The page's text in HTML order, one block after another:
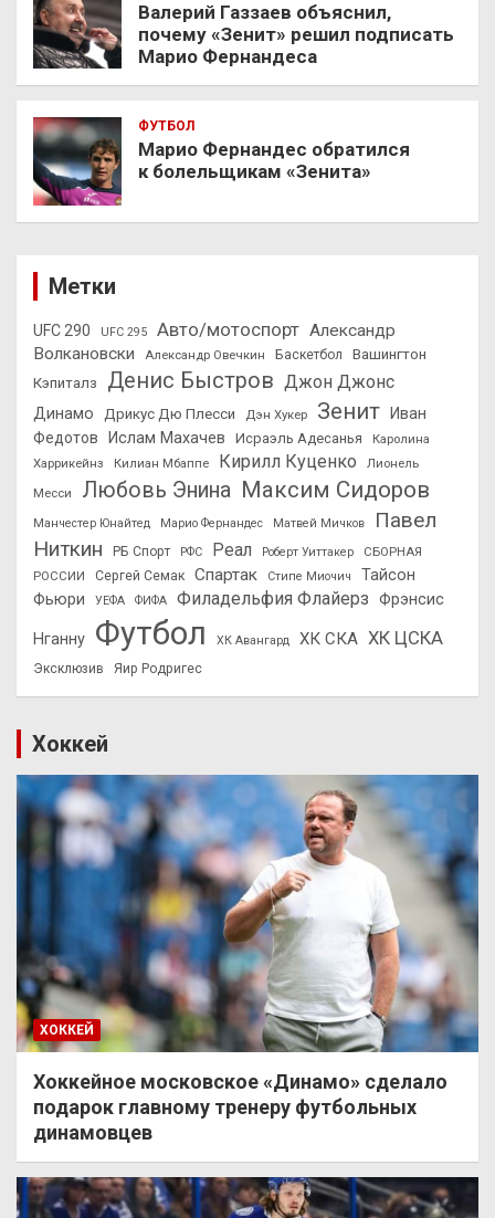
Валерий Газзаев объяснил,
почему «Зенит» решил подписать
Марио Фернандеса
ФУТБОЛ
Марио Фернандес обратился
к болельщикам «Зенита»
Метки
UFC 290 UFC 295 Авто/мотоспорт Александр
Волкановски
Александр Овечкин Баскетбол
Вашингтон
Кэпиталз
Денис Быстров Джон Джонс
Динамо Дрикус Дю Плесси Дэн Хукер Зенит
Иван
Федотов
Ислам Махачев Исраэль Адесанья
Каролина
Харрикейнз
Килиан Мбаппе Кирилл Куценко
Лионель
Месси
Любовь Энина Максим Сидоров
Манчестер Юнайтед Марио Фернандес Матвей Мичков
Павел
Ниткин
РБ Спорт РФС Реал Роберт Уиттакер
СБОРНАЯ
РОССИИ
Сергей Семак Спартак Стипе Миочич
Тайсон
Фьюри
УЕФА ФИФА Филадельфия Флайерз Фрэнсис
Нганну Футбол ХК Авангард ХК СКА ХК ЦСКА
Эксклюзив Яир Родригес
Хоккей
ХОККЕЙ
Хоккейное московское «Динамо» сделало
подарок главному тренеру футбольных
динамовцев